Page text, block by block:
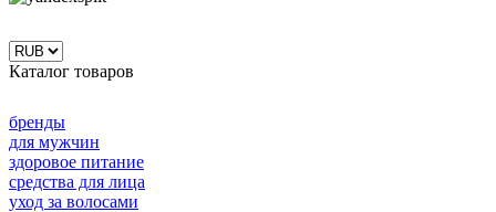
Каталог товаров
бренды
для мужчин
здоровое питание
средства для лица
уход за волосами